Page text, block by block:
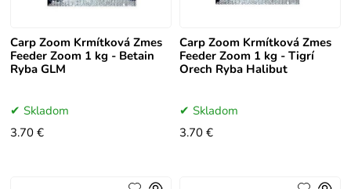
Carp Zoom Krmítková Zmes
Feeder Zoom 1 kg - Betain
Ryba GLM
Skladom
3.70 €
Carp Zoom Krmítková Zmes
Feeder Zoom 1 kg - Tigrí
Orech Ryba Halibut
Skladom
3.70 €